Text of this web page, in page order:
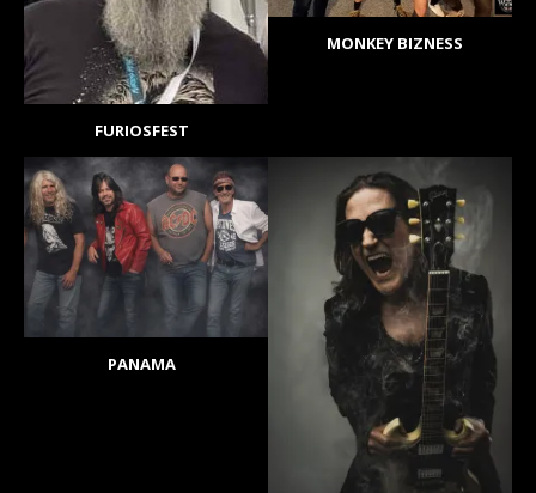
FURIOSFEST
MONKEY BIZNESS
PANAMA